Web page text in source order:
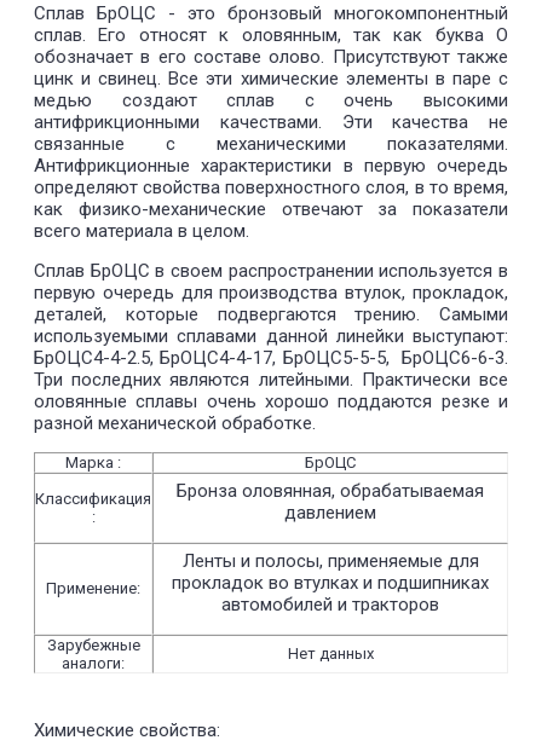
Сплав БрОЦС - это бронзовый многокомпонентный
сплав. Его относят к оловянным, так как буква О
обозначает в его составе олово. Присутствуют также
цинк и свинец. Все эти химические элементы в паре с
медью создают сплав с очень высокими
антифрикционными качествами. Эти качества не
связанные с механическими показателями.
Антифрикционные характеристики в первую очередь
определяют свойства поверхностного слоя, в то время,
как физико-механические отвечают за показатели
всего материала в целом.
Сплав БрОЦС в своем распространении используется в
первую очередь для производства втулок, прокладок,
деталей, которые подвергаются трению. Самыми
используемыми сплавами данной линейки выступают:
БрОЦС4-4-2.5, БрОЦС4-4-17, БрОЦС5-5-5, БрОЦС6-6-3.
Три последних являются литейными. Практически все
оловянные сплавы очень хорошо поддаются резке и
разной механической обработке.
Марка :
БрОЦС
Классификация
:
Бронза оловянная, обрабатываемая
давлением
Применение:
Ленты и полосы, применяемые для
прокладок во втулках и подшипниках
автомобилей и тракторов
Зарубежные
аналоги:
Нет данных
Химические свойства: